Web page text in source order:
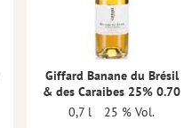
Giffard Banane du Brésil
& des Caraibes 25% 0.70
0,7 l
25 % Vol.